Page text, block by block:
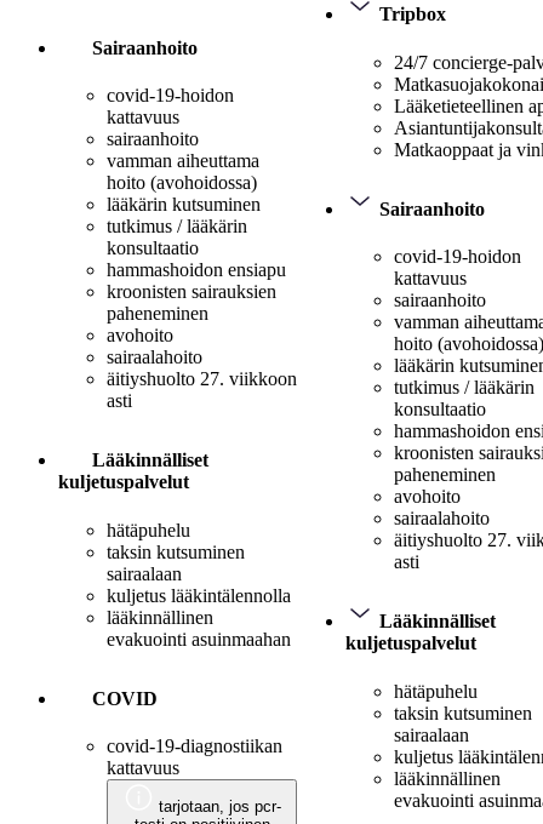
Sairaanhoito
covid-19-hoidon
kattavuus
sairaanhoito
vamman aiheuttama
hoito (avohoidossa)
lääkärin kutsuminen
tutkimus / lääkärin
konsultaatio
hammashoidon ensiapu
kroonisten sairauksien
paheneminen
avohoito
sairaalahoito
äitiyshuolto 27. viikkoon
asti
Lääkinnälliset
kuljetuspalvelut
hätäpuhelu
taksin kutsuminen
sairaalaan
kuljetus lääkintälennolla
lääkinnällinen
evakuointi asuinmaahan
COVID
covid-19-diagnostiikan
kattavuus
tarjotaan, jos pcr-
Tripbox
24/7 concierge-
Lääketieteellinen
Matkaoppaat ja
Sairaanhoito
covid-19-hoidon
kattavuus
sairaanhoito
vamman
hoito (avohoidossa)
lääkärin
tutkimus / lääkärin
konsultaatio
hammashoidon
kroonisten
paheneminen
avohoito
sairaalahoito
äitiyshuolto 27.
asti
Lääkinnälliset
kuljetuspalvelut
hätäpuhelu
taksin kutsuminen
sairaalaan
kuljetus
lääkinnällinen
evakuointi